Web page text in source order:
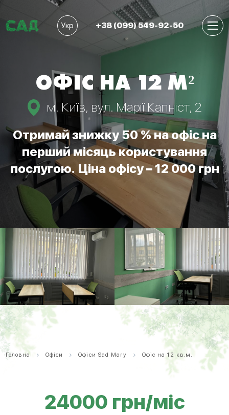
Укр +38 (099) 549-92-50
ОФІС НА 12 М²
м. Київ, вул. Марії Капніст, 2
Отримай знижку 50 % на офіс на
перший місяць користування
послугою. Ціна офісу – 12 000 грн
Головна Офіси Офіси Sad Mary Офіс на 12 кв.м.
24000 грн/міс